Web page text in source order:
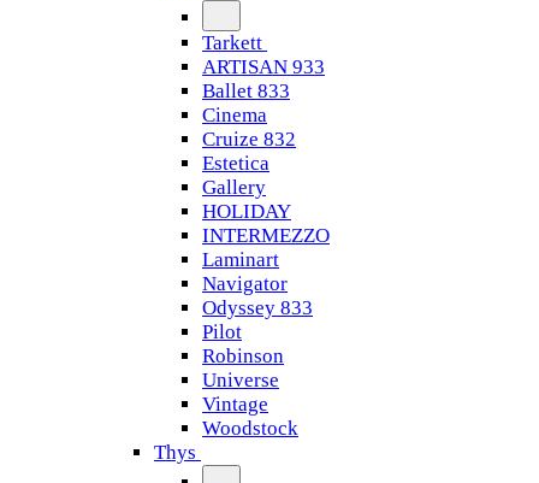
Tarkett
ARTISAN 933
Ballet 833
Cinema
Cruize 832
Estetica
Gallery
HOLIDAY
INTERMEZZO
Laminart
Navigator
Odyssey 833
Pilot
Robinson
Universe
Vintage
Woodstock
Thys